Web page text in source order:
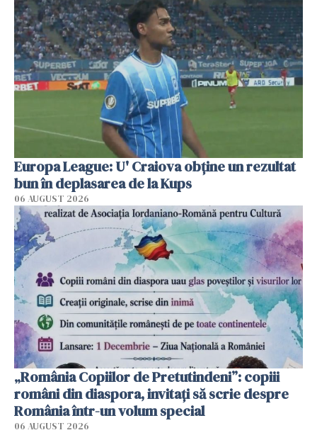
Europa League: U' Craiova obține un rezultat
bun în deplasarea de la Kups
06 AUGUST 2026
„România Copiilor de Pretutindeni”: copiii
români din diaspora, invitați să scrie despre
România într-un volum special
06 AUGUST 2026